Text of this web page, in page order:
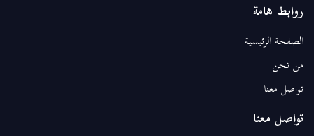
روابط هامة
الصفحة الرئيسية
من نحن
تواصل معنا
تواصل معنا